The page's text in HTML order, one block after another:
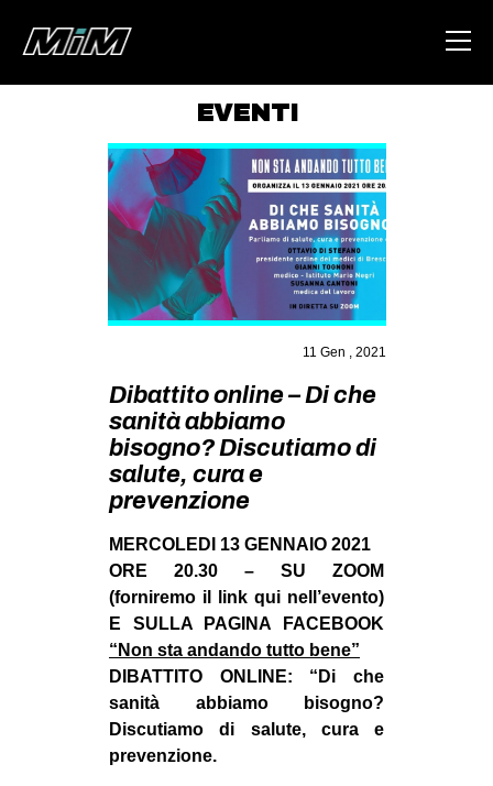
ABOUT
AREA
DEGENERAZIONE
GAZA FREESTYLE
CSOA LAMBRETTA
MSM
STUDENTI TSUNAMI
ZAM
MILANO
MOBILITAZIONI
SPORT POPOLARE
MOVIMENTI
AMBIENTE
ANTIFASCISMO
EVENTI
11 Gen , 2021
Dibattito online – Di che
sanità abbiamo
bisogno? Discutiamo di
salute, cura e
prevenzione
MERCOLEDI 13 GENNAIO 2021
ORE 20.30 – SU ZOOM
(forniremo il link qui nell’evento)
E SULLA PAGINA FACEBOOK
“Non sta andando tutto bene”
DIBATTITO ONLINE: “Di che
sanità abbiamo bisogno?
Discutiamo di salute, cura e
prevenzione.